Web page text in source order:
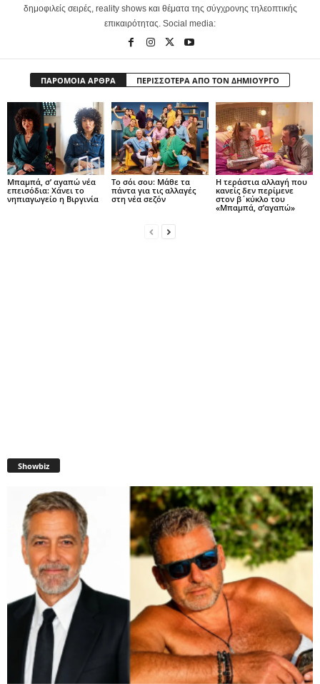
δημοφιλείς σειρές, reality shows και θέματα της σύγχρονης τηλεοπτικής
επικαιρότητας. Social media:
ΠΑΡΟΜΟΙΑ ΑΡΘΡΑ ΠΕΡΙΣΣΟΤΕΡΑ ΑΠΟ ΤΟΝ ΔΗΜΙΟΥΡΓΟ
Μπαμπά, σ’ αγαπώ νέα
επεισόδια: Χάνει το
νηπιαγωγείο η Βιργινία
Το σόι σου: Μάθε τα
πάντα για τις αλλαγές
στη νέα σεζόν
Η τεράστια αλλαγή που
κανείς δεν περίμενε
στον β΄κύκλο του
«Μπαμπά, σ’αγαπώ»
Showbiz